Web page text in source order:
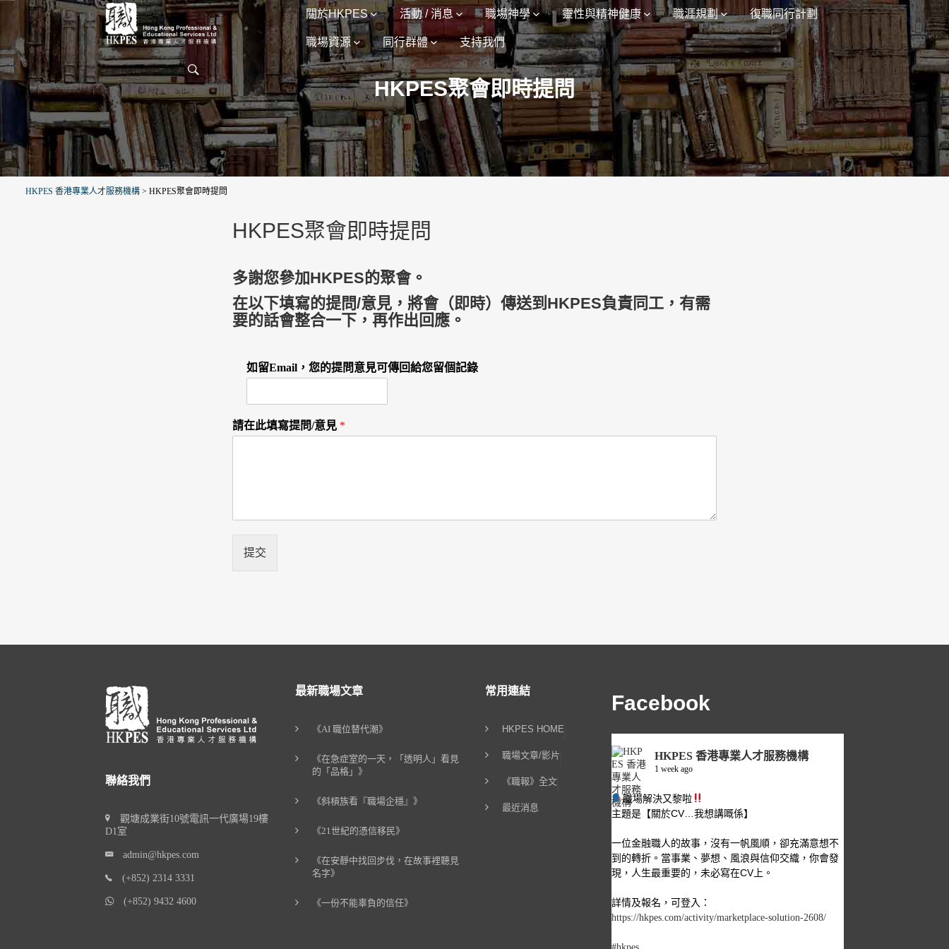
關於HKPES 活動 / 消息 職場神學 靈性與精神健康 職涯規劃 復職同行計劃
職場資源 同行群體 支持我們
HKPES聚會即時提問
HKPES 香港專業人才服務機構 > HKPES聚會即時提問
HKPES聚會即時提問
多謝您參加HKPES的聚會。
在以下填寫的提問/意見，將會（即時）傳送到HKPES負責同工，有需
要的話會整合一下，再作出回應。
如留Email，您的提問意見可傳回給您留個記錄
請在此填寫提問/意見 *
提交
聯絡我們
觀塘成業街10號電訊一代廣場19樓
D1室
admin@hkpes.com
(+852) 2314 3331
(+852) 9432 4600
最新職場文章
《AI 職位替代潮》
《在急症室的一天，「透明人」看見
的「品格」》
《斜槓族看『職場企穩』》
《21世紀的憑信移民》
《在安靜中找回步伐，在故事裡聽見
名字》
《一份不能辜負的信任》
常用連結
HKPES HOME
職場文章/影片
《職報》全文
最近消息
Facebook
HKPES 香港專業人才服務機構
1 week ago
職場解決又黎啦
主題是【關於CV…我想講嘅係】
一位金融職人的故事，沒有一帆風順，卻充滿意想不
到的轉折。當事業、夢想、風浪與信仰交織，你會發
現，人生最重要的，未必寫在CV上。
詳情及報名，可登入：
https://hkpes.com/activity/marketplace-solution-2608/